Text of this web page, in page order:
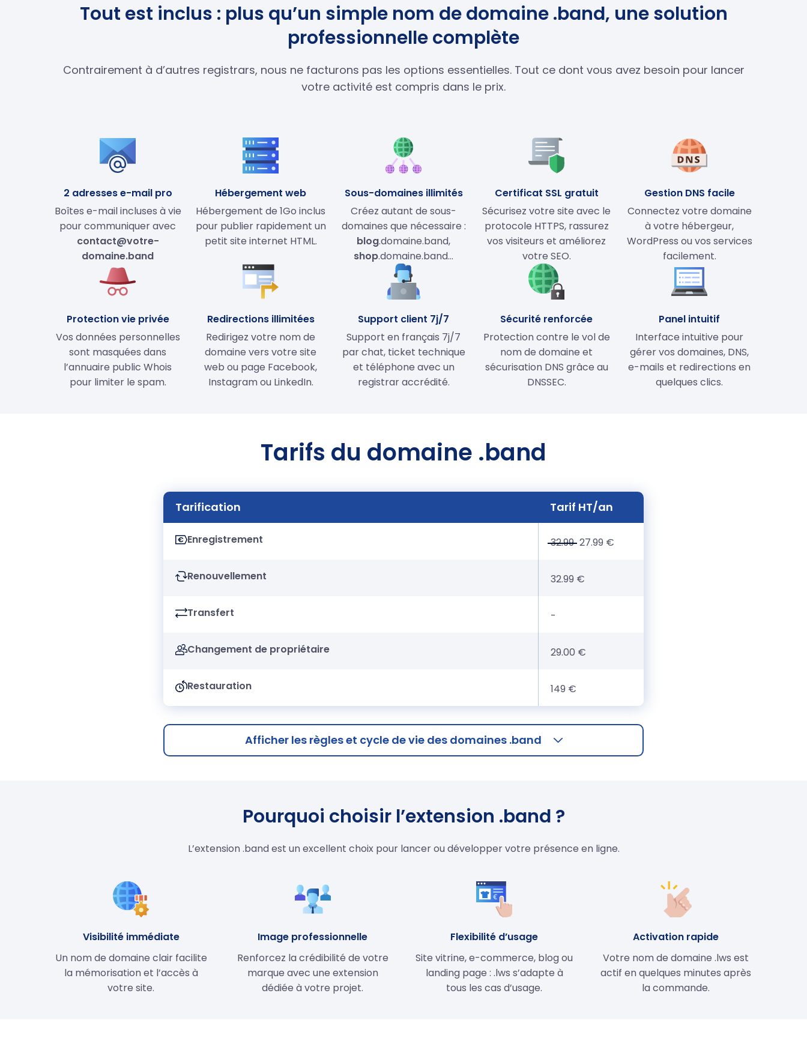
Tout est inclus : plus qu’un simple nom de domaine .band, une solution
professionnelle complète
Contrairement à d’autres registrars, nous ne facturons pas les options essentielles. Tout ce dont vous avez besoin pour lancer
votre activité est compris dans le prix.
2 adresses e-mail pro
Boîtes e-mail incluses à vie
pour communiquer avec
contact@votre-
domaine.band
Hébergement web
Hébergement de 1Go inclus
pour publier rapidement un
petit site internet HTML.
Sous-domaines illimités
Créez autant de sous-
domaines que nécessaire :
blog.domaine.band,
shop.domaine.band…
Certificat SSL gratuit
Sécurisez votre site avec le
protocole HTTPS, rassurez
vos visiteurs et améliorez
votre SEO.
Gestion DNS facile
Connectez votre domaine
à votre hébergeur,
WordPress ou vos services
facilement.
Protection vie privée
Vos données personnelles
sont masquées dans
l’annuaire public Whois
pour limiter le spam.
Redirections illimitées
Redirigez votre nom de
domaine vers votre site
web ou page Facebook,
Instagram ou LinkedIn.
Support client 7j/7
Support en français 7j/7
par chat, ticket technique
et téléphone avec un
registrar accrédité.
Sécurité renforcée
Protection contre le vol de
nom de domaine et
sécurisation DNS grâce au
DNSSEC.
Panel intuitif
Interface intuitive pour
gérer vos domaines, DNS,
e-mails et redirections en
quelques clics.
Tarifs du domaine .band
Tarification Tarif HT/an
Enregistrement 32.99 27.99 €
Renouvellement 32.99 €
Transfert -
Changement de propriétaire 29.00 €
Restauration 149 €
Afficherles règles et cycle de vie des domaines .band
Pourquoi choisir l’extension .band ?
L’extension .band est un excellent choix pour lancer ou développer votre présence en ligne.
Visibilité immédiate
Un nom de domaine clair facilite
la mémorisation et l’accès à
votre site.
Image professionnelle
Renforcez la crédibilité de votre
marque avec une extension
dédiée à votre projet.
Flexibilité d’usage
Site vitrine, e-commerce, blog ou
landing page : .lws s’adapte à
tous les cas d’usage.
Activation rapide
Votre nom de domaine .lws est
actif en quelques minutes après
la commande.